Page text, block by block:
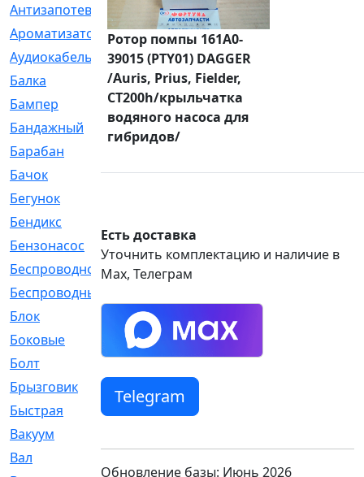
Антизапотеватель
[1]
Ароматизатор
[35]
Аудиокабель
[2]
Балка
[58]
Бампер
[137]
Бандажный
[6]
Барабан
Бачок
[40]
Бегунок
Бендикс
Бензонасос
[17]
Беспроводное
[2]
Беспроводные
Блок
[81]
Боковые
[4]
Болт
[247]
Брызговик
Быстрая
Вакуум
Вал
Ротор помпы 161A0-
39015 (PTY01) DAGGER
/Auris, Prius, Fielder,
CT200h/крыльчатка
водяного насоса для
гибридов/
Есть доставка
Уточнить комплектацию и наличие в
Max, Телеграм
Telegram
Обновление базы: Июнь 2026